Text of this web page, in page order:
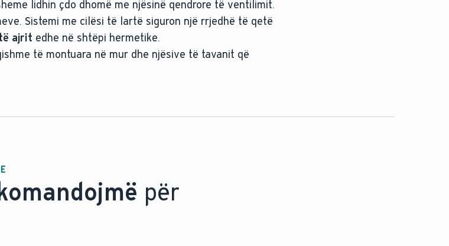
lidhin çdo dhomë me njësinë qendrore të ventilimit.
Sistemi me cilësi të lartë siguron një rrjedhë të qetë
ajrit edhe në shtëpi hermetike.
të montuara në mur dhe njësive të tavanit që
për